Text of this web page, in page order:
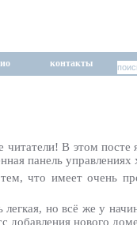
контакты
читатели! В этом
панель
тем, что имеет очень
легкая, но всё же у
добавления нового